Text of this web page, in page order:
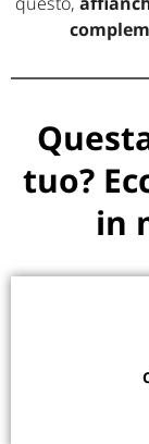
tuo?
in